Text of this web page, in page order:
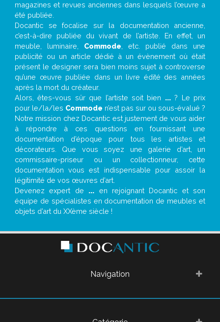
magazines et revues anciennes dans lesquels l’œuvre a
été publiée.
Docantic se focalise sur la documentation ancienne,
c’est-à-dire publiée du vivant de l’artiste. En effet, un
meuble, luminaire, Commode , etc. publié dans une
publicité ou un article dédié à un évènement où était
présent le designer sera bien moins sujet à controverse
qu’une œuvre publiée dans un livre édité des années
après la mort du créateur.
Alors, êtes-vous sûr que l’artiste soit bien ...? Le prix
pour le/la/les Commode n’est pas sur ou sous-évalué ?
Notre mission chez Docantic est justement de vous aider
à répondre à ces questions en fournissant une
documentation d’époque pour tous les artistes et
décorateurs. Que vous soyez une galerie d’art, un
commissaire-priseur ou un collectionneur, cette
documentation vous est indispensable pour assoir la
légitimité de vos œuvres d’art.
Devenez expert de ... en rejoignant Docantic et son
équipe de spécialistes en documentation de meubles et
objets d’art du XXème siècle !
Navigation